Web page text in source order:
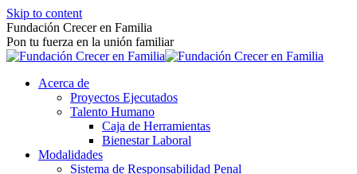
Skip to content
Fundación Crecer en Familia
Pon tu fuerza en la unión familiar
Acerca de
Proyectos Ejecutados
Talento Humano
Caja de Herramientas
Bienestar Laboral
Modalidades
Sistema de Responsabilidad Penal